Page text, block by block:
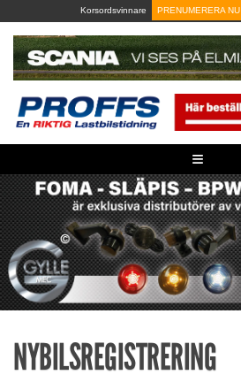
to
content
Korsordsvinnare PRENUMERERA NU
≡
NYBILSREGISTRERING